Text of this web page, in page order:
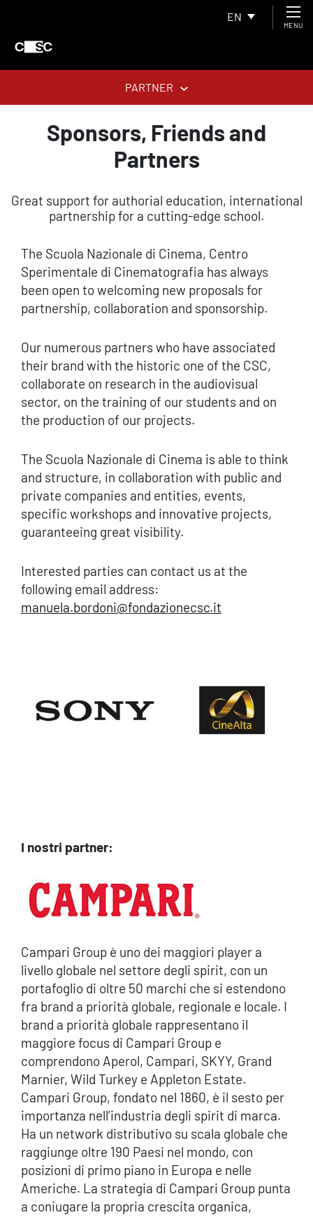
EN
MENU
PARTNER
Sponsors, Friends and
Partners
Great support for authorial education, international
partnership for a cutting-edge school.
The Scuola Nazionale di Cinema, Centro
Sperimentale di Cinematografia has always
been open to welcoming new proposals for
partnership, collaboration and sponsorship.
Our numerous partners who have associated
their brand with the historic one of the CSC,
collaborate on research in the audiovisual
sector, on the training of our students and on
the production of our projects.
The Scuola Nazionale di Cinema is able to think
and structure, in collaboration with public and
private companies and entities, events,
specific workshops and innovative projects,
guaranteeing great visibility.
Interested parties can contact us at the
following email address:
manuela.bordoni@fondazionecsc.it
I nostri partner:
Campari Group è uno dei maggiori player a
livello globale nel settore degli spirit, con un
portafoglio di oltre 50 marchi che si estendono
fra brand a priorità globale, regionale e locale. I
brand a priorità globale rappresentano il
maggiore focus di Campari Group e
comprendono Aperol, Campari, SKYY, Grand
Marnier, Wild Turkey e Appleton Estate.
Campari Group, fondato nel 1860, è il sesto per
importanza nell’industria degli spirit di marca.
Ha un network distributivo su scala globale che
raggiunge oltre 190 Paesi nel mondo, con
posizioni di primo piano in Europa e nelle
Americhe. La strategia di Campari Group punta
a coniugare la propria crescita organica,